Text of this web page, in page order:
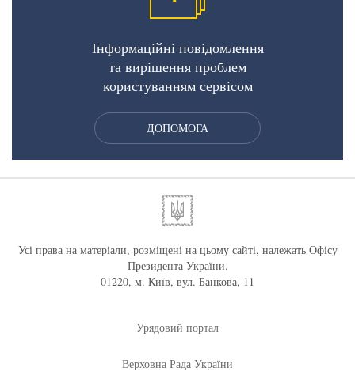
Інформаційні повідомлення
та вирішення проблем
користуванням сервісом
ДОПОМОГА
Усі права на матеріали, розміщені на цьому сайті, належать Офісу
Президента України.
01220, м. Київ, вул. Банкова, 11
Урядовий портал
Верховна Рада України